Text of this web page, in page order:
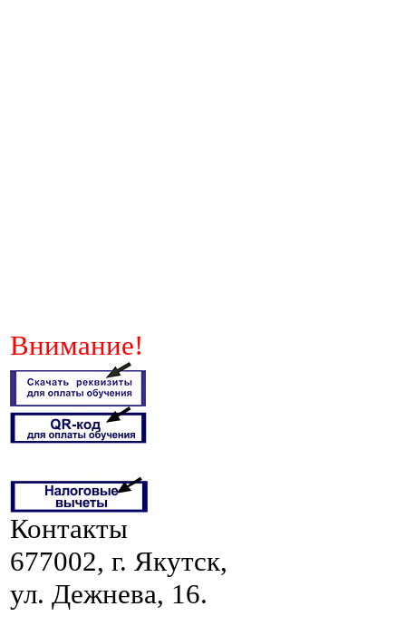
Внимание!
Контакты
677002, г. Якутск,
ул. Дежнева, 16.